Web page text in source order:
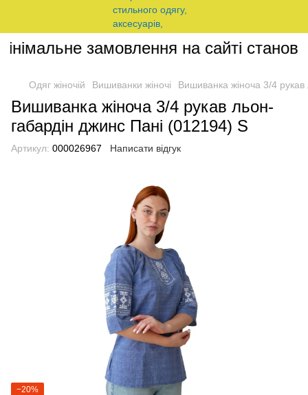
замовлення на сайті
Одяг жіночій Вишиванки жіночі Вишиванка жіноча 3/4
Вишиванка жіноча 3/4 рукав льон-
габардін джинс Пані (012194) S
Артикул: 000026967 Написати відгук
−20%